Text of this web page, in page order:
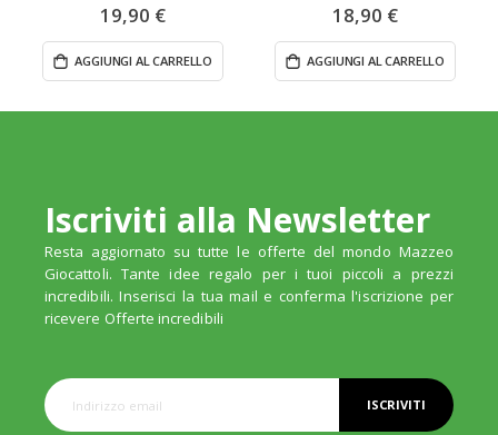
19,90 €
AGGIUNGI AL CARRELLO
18,90 €
AGGIUNGI AL CARRELLO
Iscriviti alla Newsletter
Resta aggiornato su tutte le offerte del mondo Mazzeo
Giocattoli. Tante idee regalo per i tuoi piccoli a prezzi
incredibili. Inserisci la tua mail e conferma l'iscrizione per
ricevere Offerte incredibili
ISCRIVITI